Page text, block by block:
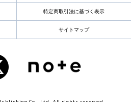
特定商取引法に基づく表示
サイトマップ